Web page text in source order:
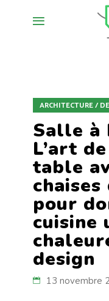
ARCHITECTURE /
Salle à
L’art
table
pour
cuisine
design
13 novembre